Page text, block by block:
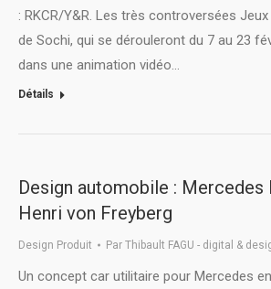
: RKCR/Y&R. Les très controversées Jeux
de Sochi, qui se dérouleront du 7 au 23
dans une animation vidéo…
Détails
Design automobile : Mercedes
Henri von Freyberg
Design Produit Par Thibault FAGU - digital &
Un concept car utilitaire pour Mercedes